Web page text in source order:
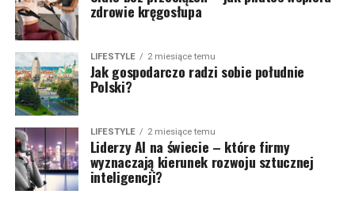
zdrowie kręgosłupa
LIFESTYLE 2 miesiące temu
Jak gospodarczo radzi sobie południe
Polski?
LIFESTYLE 2 miesiące temu
Liderzy AI na świecie – które firmy
wyznaczają kierunek rozwoju sztucznej
inteligencji?